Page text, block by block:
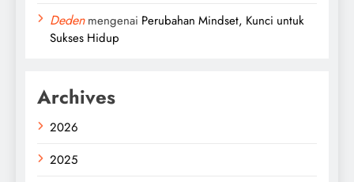
Dedenmengenai Perubahan Mindset, Kunci untuk
Sukses Hidup
Archives
2026
2025